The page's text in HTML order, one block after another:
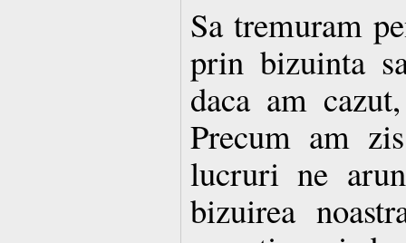
Sa tremuram
prin bizuinta
daca am
Precum am
lucruri ne
bizuirea